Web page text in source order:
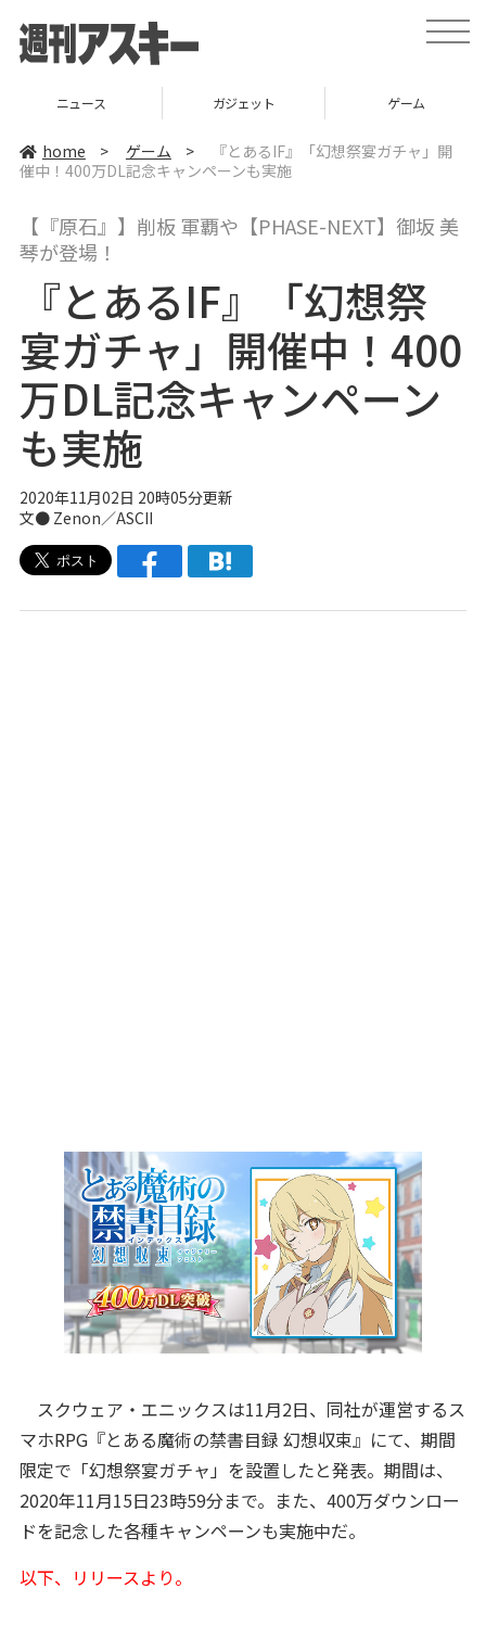
t
o
v
t
i
ニュース ガジェット ゲーム
home > ゲーム >
『とあるIF』「幻想祭宴ガチャ」開
催中！400万DL記念キャンペーンも実施
【『原石』】削板 軍覇や【PHASE-NEXT】御坂 美
琴が登場！
『とあるIF』「幻想祭
宴ガチャ」開催中！400
万DL記念キャンペーン
も実施
2020年11月02日 20時05分更新
文● Zenon／ASCII
スクウェア・エニックスは11月2日、同社が運営するス
マホRPG『とある魔術の禁書目録 幻想収束』にて、期間
限定で「幻想祭宴ガチャ」を設置したと発表。期間は、
2020年11月15日23時59分まで。また、400万ダウンロー
ドを記念した各種キャンペーンも実施中だ。
以下、リリースより。